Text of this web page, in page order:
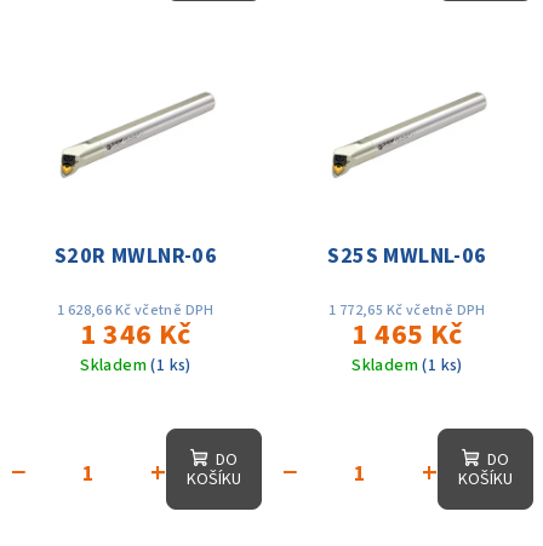
S20R MWLNR-06
1 628,66 Kč včetně DPH
1 346 Kč
Skladem(1 ks)
+
−
DO
KOŠÍKU
S25S MWLNL-06
1 772,65 Kč včetně DPH
1 465 Kč
Skladem(1 ks)
+
−
DO
KOŠÍKU